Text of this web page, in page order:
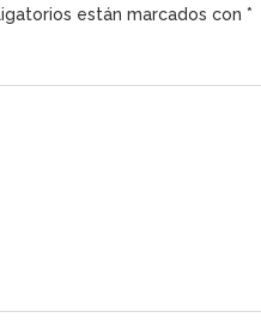
están marcados con *